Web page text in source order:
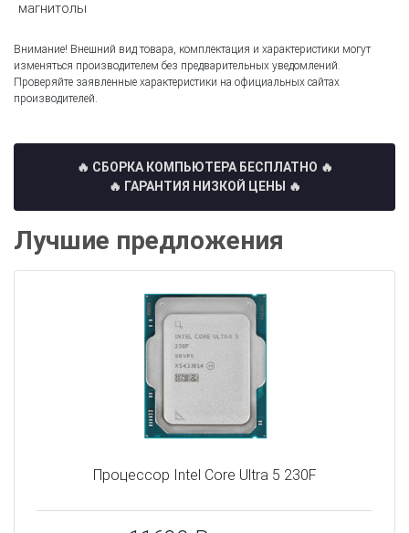
магнитолы
Внимание! Внешний вид товара, комплектация и характеристики могут
изменяться производителем без предварительных уведомлений.
Проверяйте заявленные характеристики на официальных сайтах
производителей.
🔥 СБОРКА КОМПЬЮТЕРА БЕСПЛАТНО 🔥
🔥 ГАРАНТИЯ НИЗКОЙ ЦЕНЫ 🔥
Лучшие предложения
Процессор Intel Core Ultra 5 230F